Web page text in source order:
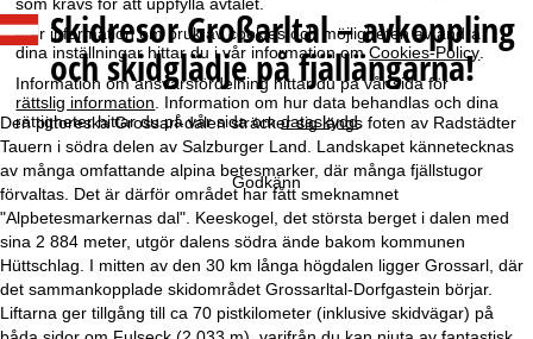
som krävs för att uppfylla avtalet.
Mer information om bruk av cookies och möjligheten av ändra
dina inställningar hittar du i vår information omCookies-Policy
Information om ansvarsfördelning hittar du på vår sida för
rättslig information . Information om hur data behandlas och dina
rättigheter hittar du på vår sida omdataskydd.
Godkänn
t
r
t
s
i
d
Skidresor Großarltal – avkoppling
och skidglädje på fjällängarna!
Den pittoreska Grossarl-dalen sträcker sig längs foten av Radstädter
Tauern i södra delen av Salzburger Land. Landskapet kännetecknas
av många omfattande alpina betesmarker, där många fjällstugor
förvaltas. Det är därför området har fått smeknamnet
"Alpbetesmarkernas dal". Keeskogel, det största berget i dalen med
sina 2 884 meter, utgör dalens södra ände bakom kommunen
Hüttschlag. I mitten av den 30 km långa högdalen ligger Grossarl, där
det sammankopplade skidområdet Grossarltal-Dorfgastein börjar.
Liftarna ger tillgång till ca 70 pistkilometer (inklusive skidvägar) på